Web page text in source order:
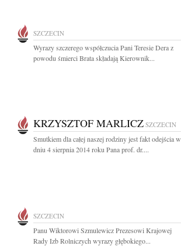
SZCZECIN
Wyrazy szczerego współczucia Pani Teresie Dera z
powodu śmierci Brata składają Kierownik...
KRZYSZTOF MARLICZ SZCZECIN
Smutkiem dla całej naszej rodziny jest fakt odejścia w
dniu 4 sierpnia 2014 roku Pana prof. dr....
SZCZECIN
Panu Wiktorowi Szmulewicz Prezesowi Krajowej
Rady Izb Rolniczych wyrazy głębokiego...